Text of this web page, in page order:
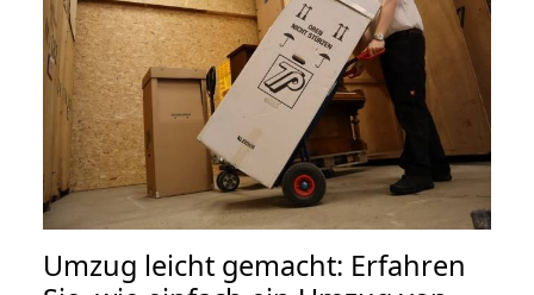
Umzug leicht gemacht: Erfahren